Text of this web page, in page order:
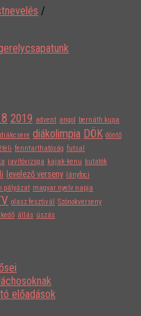
/
2019 advent angol bernáth kupa
diákcsere diákolimpia DÖK döntő
fenntarthatóság futsal
javítóvizsga kajak-kenu kutatók
levelező verseny lányfoci
pályázat magyar nyelv napja
olasz fesztivál Szónokverseny
állás úszás
előadások